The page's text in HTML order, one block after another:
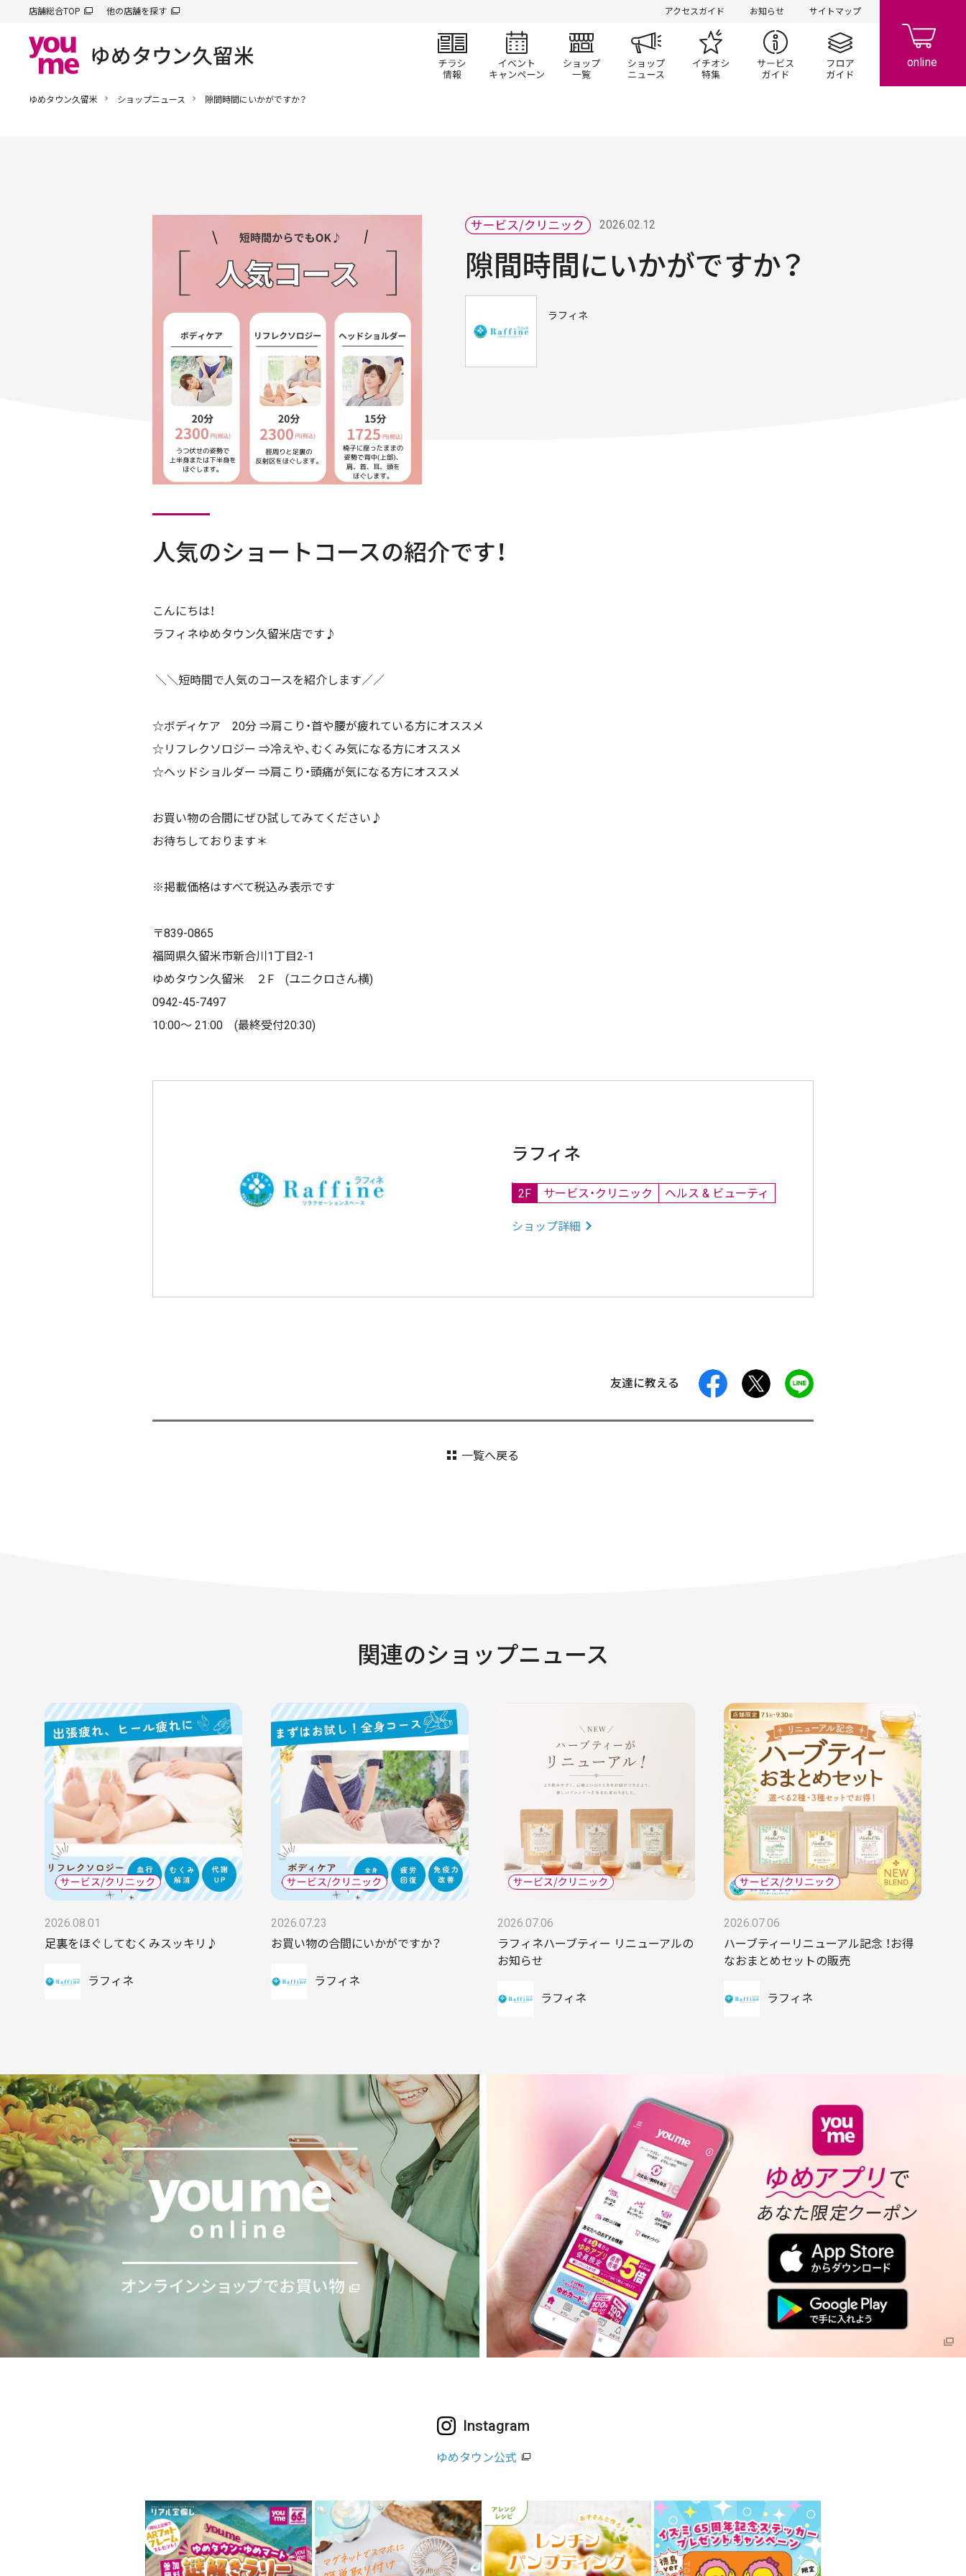
店舗総合TOP 他の店舗を探す アクセスガイド お知らせ サイトマップ
チラシ情報 イベント/キャンペーン
ショップ一覧 ショップニュースイチオシ特集 サービスガイドフロアガイド
ゆめタウン久留米 ショップニュース 隙間時間にいかがですか？
2026.02.12
隙間時間にいかがですか？
ラフィネ
人気のショートコースの紹介です！
こんにちは！
ラフィネゆめタウン久留米店です♪
＼＼短時間で人気のコースを紹介します／／
☆ボディケア 20分 ⇒肩こり・首や腰が疲れている方にオススメ
☆リフレクソロジー ⇒冷えや、むくみ気になる方にオススメ
☆ヘッドショルダー ⇒肩こり・頭痛が気になる方にオススメ
お買い物の合間にぜひ試してみてください♪
お待ちしております＊
※掲載価格はすべて税込み表示です
〒839-0865
福岡県久留米市新合川1丁目2-1
ゆめタウン久留米 ２F (ユニクロさん横)
0942-45-7497
10:00～ 21:00 (最終受付20:30)
ラフィネ
2F サービス・クリニック ヘルス & ビューティ
ショップ詳細
友達に教える facebook
一覧へ戻る
関連のショップニュース
2026.08.01
足裏をほぐしてむくみスッキリ♪
ラフィネ
2026.07.23
お買い物の合間にいかがですか？
ラフィネ
2026.07.06
ラフィネハーブティー リニューアルの
お知らせ
ラフィネ
2026.07.06
ハーブティーリニューアル記念 ！お得
なおまとめセットの販売
ラフィネ
Instagram
ゆめタウン公式